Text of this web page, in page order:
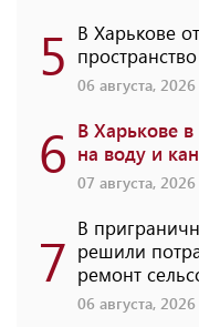
5 В Харькове
06 августа,
6 В Харькове
на воду и
07 августа,
7 В
решили
ремонт
06 августа,